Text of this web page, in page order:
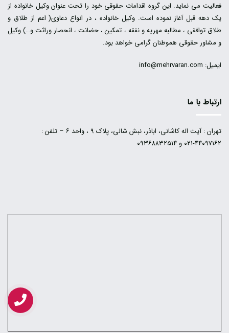
فعالیت می نماید. این گروه اقدامات حقوقی خود را تحت عنوان وکیل خانواده از
یک دهه قبل آغاز نموده است. وکیل خانواده ، در انواع دعاوی( اعم از طلاق و
طلاق توافقی ، مطالبه مهریه و نفقه ، تمکین ، حضانت ، انحصار وراثت و…) وکیل
و مشاور حقوقی هموطنان گرامی خواهد بود.
ایمیل: info@mehrvaran.com
ارتباط با ما
تهران : آیت اله کاشانی، اباذر، نبش شالی، پلاک ۹ ، واحد ۶ – تلفن :
۴۴۰۹۷۱۶۲-۰۲۱ و ۰۹۳۶۸۸۳۲۵۱۴